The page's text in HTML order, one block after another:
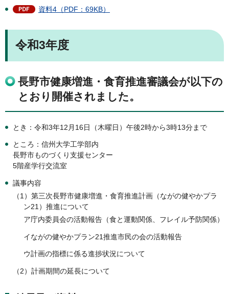
資料4（PDF：69KB）
令和3年度
長野市健康増進・食育推進審議会が以下の
とおり開催されました。
とき：令和3年12月16日（木曜日）午後2時から3時13分まで
ところ：信州大学工学部内
長野市ものづくり支援センター
5階産学行交流室
議事内容
（1）第三次長野市健康増進・食育推進計画（ながの健やかプラ
ン21）推進について
ア庁内委員会の活動報告（食と運動関係、フレイル予防関係）
イながの健やかプラン21推進市民の会の活動報告
ウ計画の指標に係る進捗状況について
（2）計画期間の延長について